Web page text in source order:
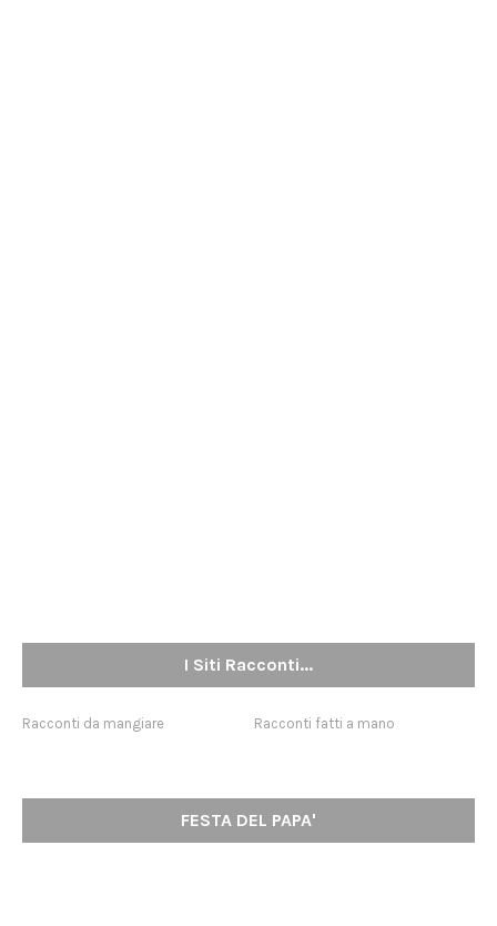
I Siti Racconti...
Racconti da mangiare Racconti fatti a mano
FESTA DEL PAPA'